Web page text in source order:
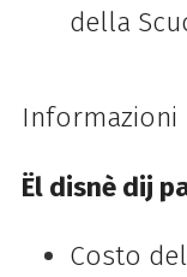
della
Informazioni
Ël disnè dij
Costo